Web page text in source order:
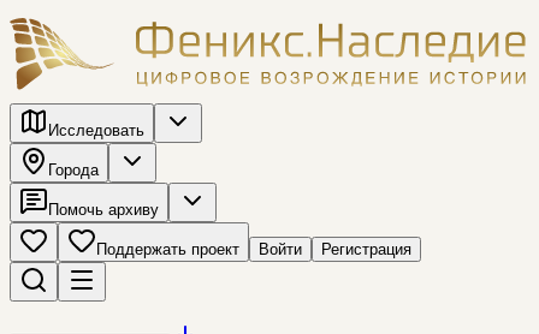
Исследовать
Города
Помочь архиву
Поддержать проект Войти Регистрация